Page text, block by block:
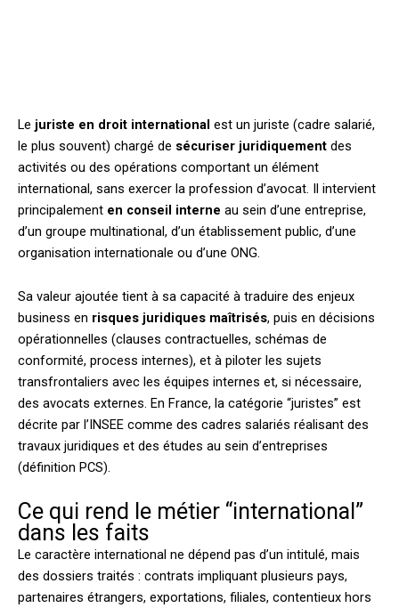
Le juriste en droit international est un juriste (cadre salarié,
le plus souvent) chargé de sécuriser juridiquement des
activités ou des opérations comportant un élément
international, sans exercer la profession d’avocat. Il intervient
principalement en conseil interne au sein d’une entreprise,
d’un groupe multinational, d’un établissement public, d’une
organisation internationale ou d’une ONG.
Sa valeur ajoutée tient à sa capacité à traduire des enjeux
business en risques juridiques maîtrisés, puis en décisions
opérationnelles (clauses contractuelles, schémas de
conformité, process internes), et à piloter les sujets
transfrontaliers avec les équipes internes et, si nécessaire,
des avocats externes. En France, la catégorie “juristes” est
décrite par l’INSEE comme des cadres salariés réalisant des
travaux juridiques et des études au sein d’entreprises
(définition PCS).
Ce qui rend le métier “international”
dans les faits
Le caractère international ne dépend pas d’un intitulé, mais
des dossiers traités : contrats impliquant plusieurs pays,
partenaires étrangers, exportations, filiales, contentieux hors